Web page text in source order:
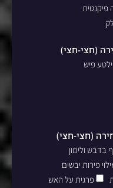
פיקנטית
פיש
בדבש ולימון
פירות יבשים
פרגית על האש